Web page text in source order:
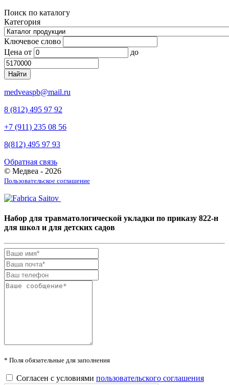
Поиск по каталогу
Категория
Ключевое слово
Цена от до
medveaspb@mail.ru
8 (812) 495 97 92
+7 (911) 235 08 56
8(812) 495 97 93
Обратная связь
© Медвеа - 2026
Пользовательское соглашение
Набор для травматологической укладки по приказу 822-н
для школ и для детских садов
* Поля обязательные для заполнения
Согласен с условиями пользовательского соглашения